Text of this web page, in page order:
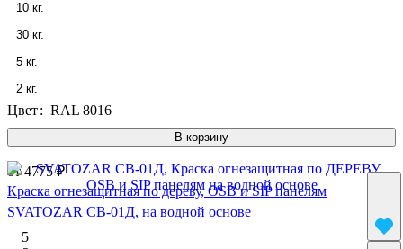
В корзину
10 кг.
30 кг.
5 кг.
2 кг.
Цвет: RAL 8016
от 4775 ₽
Краска огнезащитная по дереву, OSB и SIP панелям
SVATOZAR СВ-01Д, на водной основе
5